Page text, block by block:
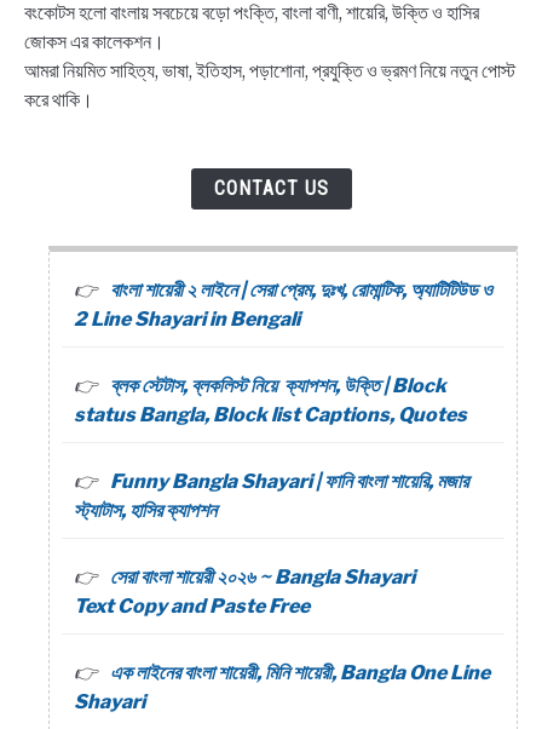
শ্রাবন্তীর
বংকোটস হলো বাংলায় সবচেয়ে বড়ো পংক্তি, বাংলা বাণী, শায়েরি, উক্তি ও হাসির
জোকস এর কালেকশন।
আমরা নিয়মিত সাহিত্য, ভাষা, ইতিহাস, পড়াশোনা, প্রযুক্তি ও ভ্রমণ নিয়ে নতুন পোস্ট
করে থাকি।
CONTACT US
বাংলা শায়েরী ২ লাইনে | সেরা প্রেম, দুঃখ, রোমান্টিক, অ্যাটিটিউড ও
2 Line Shayari in Bengali
ব্লক স্টেটাস, ব্লকলিস্ট নিয়ে ক্যাপশন, উক্তি | Block
status Bangla, Block list Captions, Quotes
Funny Bangla Shayari | ফানি বাংলা শায়েরি, মজার
স্ট্যাটাস, হাসির ক্যাপশন
সেরা বাংলা শায়েরী ২০২৬ ~ Bangla Shayari
Text Copy and Paste Free
এক লাইনের বাংলা শায়েরী, মিনি শায়েরী, Bangla One Line
Shayari